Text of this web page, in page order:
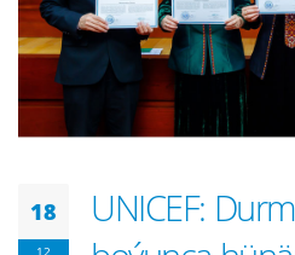
18
12
UNICEF: